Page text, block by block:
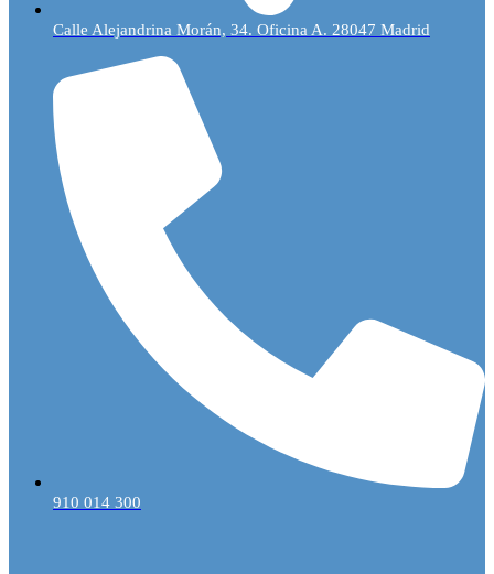
Calle Alejandrina Morán, 34. Oficina A. 28047 Madrid
910 014 300